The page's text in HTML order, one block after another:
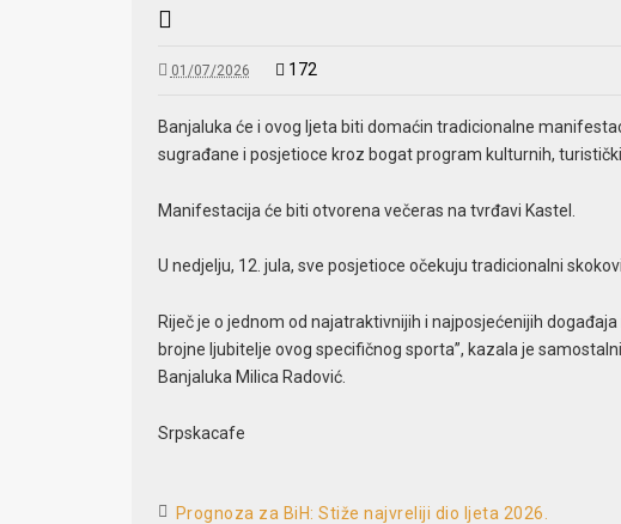
01/07/2026 172
Banjaluka će i ovog ljeta biti domaćin tradicionalne
sugrađane i posjetioce kroz bogat program kulturnih,
Manifestacija će biti otvorena večeras na tvrđavi Kastel.
U nedjelju, 12. jula, sve posjetioce očekuju tradicionalni
Riječ je o jednom od najatraktivnijih i najposjećenijih
brojne ljubitelje ovog specifičnog sporta”, kazala je
Banjaluka Milica Radović.
Srpskacafe
Prognoza za BiH: Stiže najvreliji dio ljeta 2026.